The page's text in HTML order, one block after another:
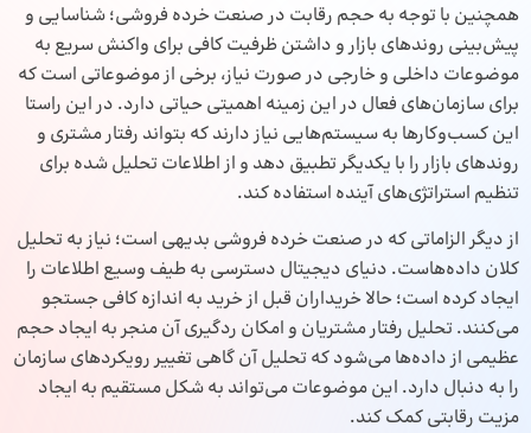
همچنین با توجه به حجم رقابت در صنعت خرده فروشی؛ شناسایی و
پیش‌بینی روند‌های بازار و داشتن ظرفیت کافی برای واکنش سریع به
موضوعات داخلی و خارجی در صورت نیاز، برخی از موضوعاتی است که
برای سازمان‌های فعال در این زمینه اهمیتی حیاتی دارد. در این راستا
این کسب‌وکارها به سیستم‌هایی نیاز دارند که بتواند رفتار مشتری و
روند‌های بازار را با یکدیگر تطبیق دهد و از اطلاعات تحلیل شده برای
تنظیم استراتژی‌های آینده استفاده کند.
از دیگر الزاماتی که در صنعت خرده فروشی بدیهی است؛ نیاز به تحلیل
کلان داده‌هاست. دنیای دیجیتال دسترسی به طیف وسیع اطلاعات را
ایجاد کرده است؛ حالا خریداران قبل از خرید به اندازه کافی جستجو
می‌کنند. تحلیل رفتار مشتریان و امکان ردگیری آن منجر به ایجاد حجم
عظیمی از داده‌ها می‌شود که تحلیل آن گاهی تغییر رویکردهای سازمان
را به دنبال دارد. این موضوعات می‌تواند به شکل مستقیم به ایجاد
مزیت رقابتی کمک کند.